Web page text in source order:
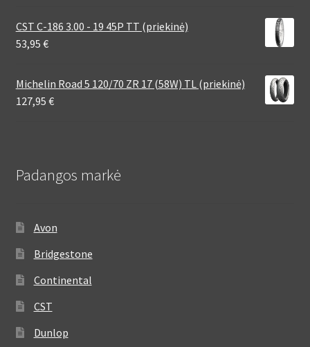
CST C-186 3.00 - 19 45P TT (priekinė)
53,95 €
Michelin Road 5 120/70 ZR 17 (58W) TL (priekinė)
127,95 €
Padangos markė
Avon
Bridgestone
Continental
CST
Dunlop